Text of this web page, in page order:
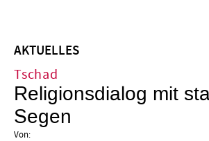
AKTUELLES
Tschad
Religionsdialog mit
Segen
Von: